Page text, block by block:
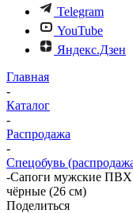
Telegram
YouTube
Яндекс.Дзен
Главная
-
Каталог
-
Распродажа
-
Спецобувь
-Сапоги мужские
чёрные (26 см)
Поделиться